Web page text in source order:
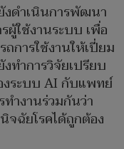
งดำเนินการพัฒนา
ใช้งานระบบ เพื่อ
การใช้งานให้เปี่ยม
ทำการวิจัยเปรียบ
งระบบ AI กับแพทย์
ำงานร่วมกันว่า
จฉัยโรคได้ถูกต้อง